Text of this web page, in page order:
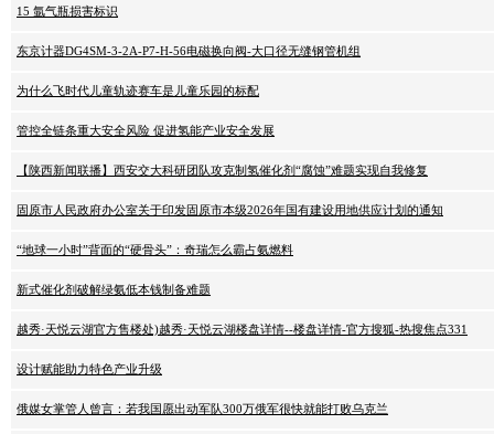
15 氩气瓶损害标识
东京计器DG4SM-3-2A-P7-H-56电磁换向阀-大口径无缝钢管机组
为什么飞时代儿童轨迹赛车是儿童乐园的标配
管控全链条重大安全风险 促进氢能产业安全发展
【陕西新闻联播】西安交大科研团队攻克制氢催化剂“腐蚀”难题实现自我修复
固原市人民政府办公室关于印发固原市本级2026年国有建设用地供应计划的通知
“地球一小时”背面的“硬骨头”：奇瑞怎么霸占氨燃料
新式催化剂破解绿氨低本钱制备难题
越秀·天悦云湖官方售楼处)越秀·天悦云湖楼盘详情--楼盘详情-官方搜狐-热搜焦点331
设计赋能助力特色产业升级
俄媒女掌管人曾言：若我国愿出动军队300万俄军很快就能打败乌克兰